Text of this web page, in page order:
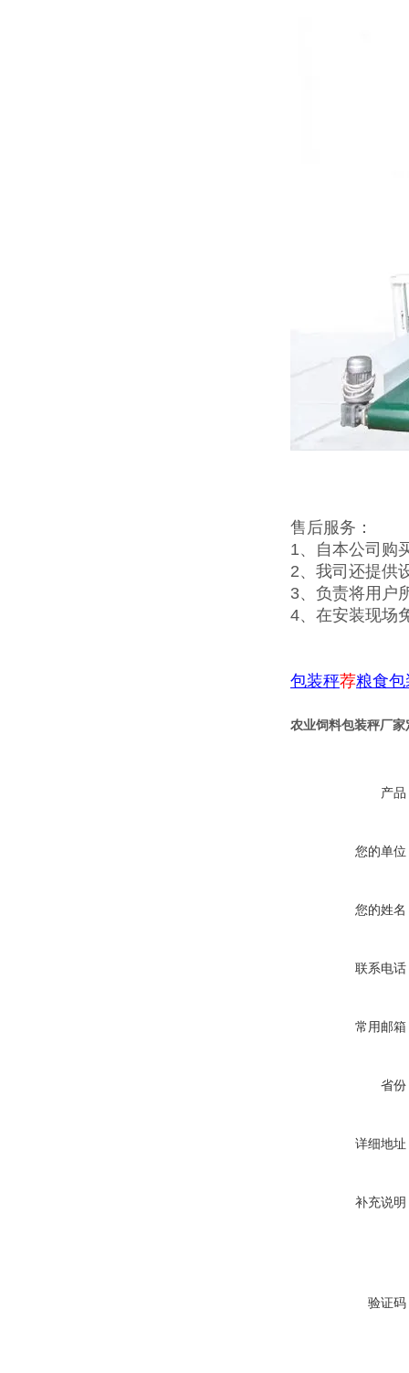
售后服务：
1、自本公司购
2、我司还提供
3、负责将用户
4、在安装现场
包装秤荐粮食包
农业饲料包装秤厂家
产品
您的单位
您的姓名
联系电话
常用邮箱
省份
详细地址
补充说明
验证码